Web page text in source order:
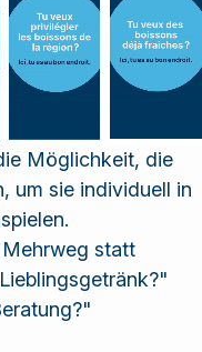
Möglichkeit, die
um sie individuell in
statt